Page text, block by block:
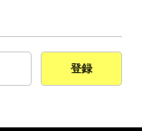
登録